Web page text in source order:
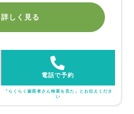
しく見る
電話で予約
「らくらく歯医者さん検索を見た」とお伝えくださ
い